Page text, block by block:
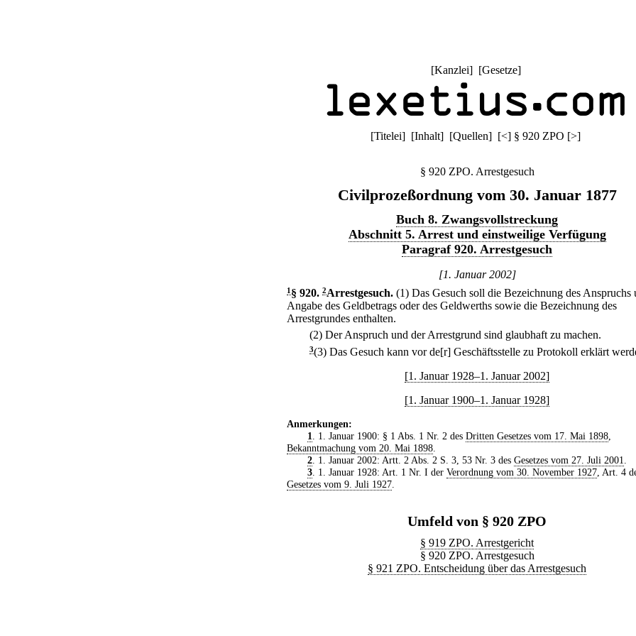
[Kanzlei] [Gesetze]
[Titelei] [Inhalt] [Quellen] [<] § 920 ZPO [>]
§ 920 ZPO. Arrestgesuch
Civilprozeßordnung vom 30. Januar 1877
Buch 8. Zwangsvollstreckung
Abschnitt 5. Arrest und einstweilige Verfügung
Paragraf 920. Arrestgesuch
[1. Januar 2002]
1 § 920. 2Arrestgesuch. (1) Das Gesuch soll die Bezeichnung des Anspruchs
Angabe des Geldbetrags oder des Geldwerths sowie die Bezeichnung des
Arrestgrundes enthalten.
(2) Der Anspruch und der Arrestgrund sind glaubhaft zu machen.
3(3) Das Gesuch kann vor de[r] Geschäftsstelle zu Protokoll erklärt
[1. Januar 1928–1. Januar 2002]
[1. Januar 1900–1. Januar 1928]
Anmerkungen:
1
. 1. Januar 1900: § 1 Abs. 1 Nr. 2 des Dritten Gesetzes vom 17. Mai 1898,
Bekanntmachung vom 20. Mai 1898
2. 1. Januar 2002: Artt. 2 Abs. 2 S. 3, 53 Nr. 3 des Gesetzes vom 27. Juli 2001
3. 1. Januar 1928: Art. 1 Nr. I der Verordnung vom 30. November 1927, Art. 4
Gesetzes vom 9. Juli 1927
Umfeld von § 920 ZPO
§ 919 ZPO. Arrestgericht
§ 920 ZPO. Arrestgesuch
§ 921 ZPO. Entscheidung über das Arrestgesuch